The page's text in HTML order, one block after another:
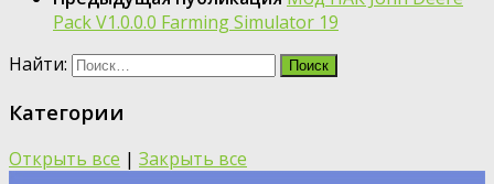
Pack V1.0.0.0 Farming Simulator 19
Найти:
Категории
Открыть все | Закрыть все